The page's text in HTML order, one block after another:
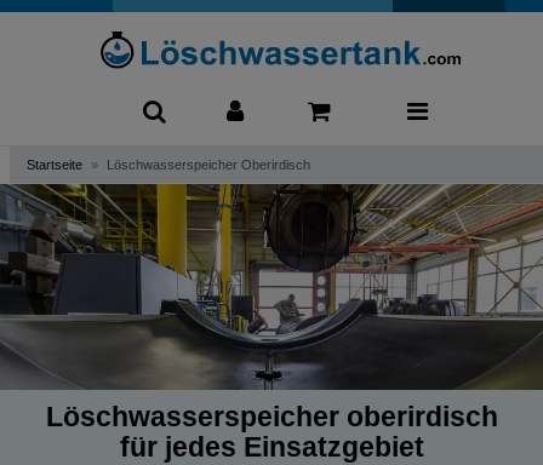
Startseite Löschwasserspeicher Oberirdisch
Löschwasserspeicher oberirdisch
für jedes Einsatzgebiet